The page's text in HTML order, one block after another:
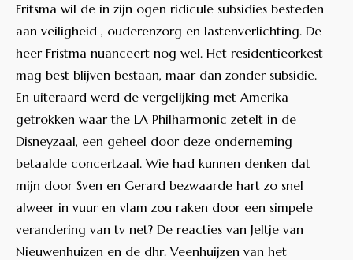
Fritsma wil de in zijn ogen ridicule subsidies besteden
aan veiligheid , ouderenzorg en lastenverlichting. De
heer Fristma nuanceert nog wel. Het residentieorkest
mag best blijven bestaan, maar dan zonder subsidie.
En uiteraard werd de vergelijking met Amerika
getrokken waar the LA Philharmonic zetelt in de
Disneyzaal, een geheel door deze onderneming
betaalde concertzaal. Wie had kunnen denken dat
mijn door Sven en Gerard bezwaarde hart zo snel
alweer in vuur en vlam zou raken door een simpele
verandering van tv net? De reacties van Jeltje van
Nieuwenhuizen en de dhr. Veenhuijzen van het